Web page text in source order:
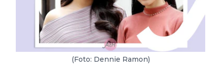
(Foto: Dennie Ramon)